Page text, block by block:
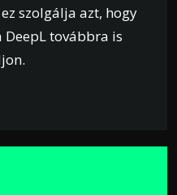
szolgálja azt, hogy
továbbra is